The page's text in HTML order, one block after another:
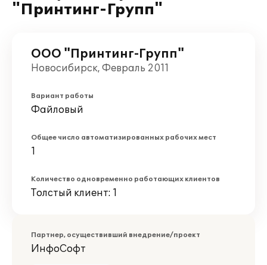
"Принтинг-Групп"
ООО "Принтинг-Групп"
Новосибирск, Февраль 2011
Вариант работы
Файловый
Общее число автоматизированных рабочих мест
1
Количество одновременно работающих клиентов
Толстый клиент: 1
Партнер, осуществивший внедрение/проект
ИнфоСофт